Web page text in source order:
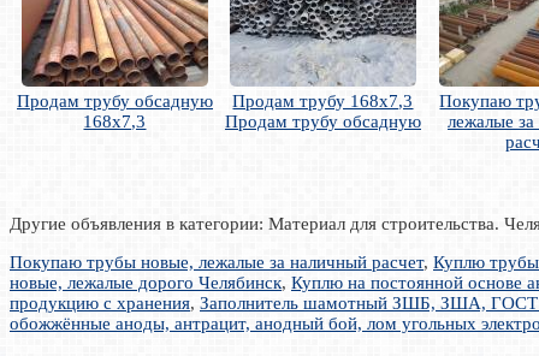
Продам трубу обсадную
168х7,3
Продам трубу 168х7,3
Продам трубу обсадную
Покупаю
лежалые
Другие объявления в категории: Материал для строительства.
Покупаю трубы новые, лежалые за наличный расчет, Куплю трубы
новые, лежалые дорого Челябинск, Куплю на постоянной основе
продукцию с хранения, Заполнитель шамотный ЗШБ, ЗША, ГОСТ
обожжённые аноды, антрацит, анодный бой, лом угольных